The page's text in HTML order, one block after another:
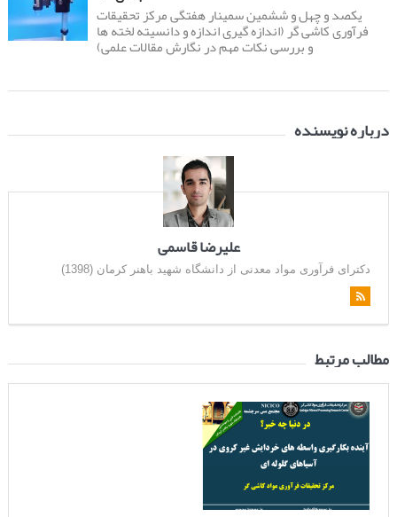
یکصد و چهل و ششمین سمینار هفتگی مرکز تحقیقات
فرآوری کاشی گر (اندازه گیری اندازه و دانسیته لخته ها
و بررسی نکات مهم در نگارش مقالات علمی)
درباره نویسنده
علیرضا قاسمی
دکترای فرآوری مواد معدنی از دانشگاه شهید باهنر کرمان (1398)
مطالب مرتبط